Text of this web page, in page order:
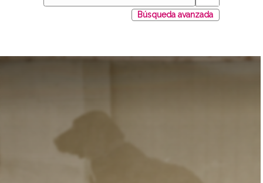
Búsqueda avanzada